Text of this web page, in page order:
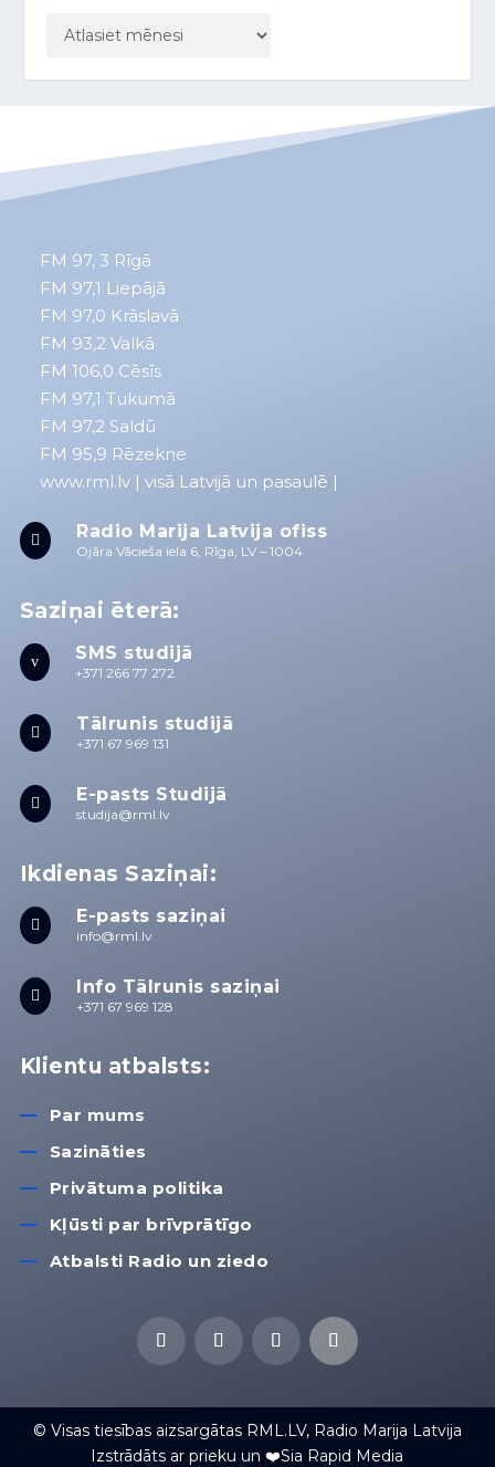
FM 97, 3 Rīgā
FM 97,1 Liepājā
FM 97,0 Krāslavā
FM 93,2 Valkā
FM 106,0 Cēsīs
FM 97,1 Tukumā
FM 97,2 Saldū
FM 95,9 Rēzekne
www.rml.lv| visā Latvijā un pasaulē |
 Radio Marija Latvija ofiss
Ojāra Vācieša iela 6, Rīga, LV – 1004
Saziņai ēterā:
v SMS studijā
+371 266 77 272
 Tālrunis studijā
+371 67 969 131
 E-pasts Studijā
studija@rml.lv
Ikdienas Saziņai:
 E-pasts saziņai
info@rml.lv
 Info Tālrunis saziņai
+371 67 969 128
Klientu atbalsts:
Par mums
Sazināties
Privātuma politika
Kļūsti par brīvprātīgo
Atbalsti Radio un ziedo
© Visas tiesības aizsargātas RML.LV, Radio Marija Latvija
Izstrādāts ar prieku un ❤️Sia Rapid Media